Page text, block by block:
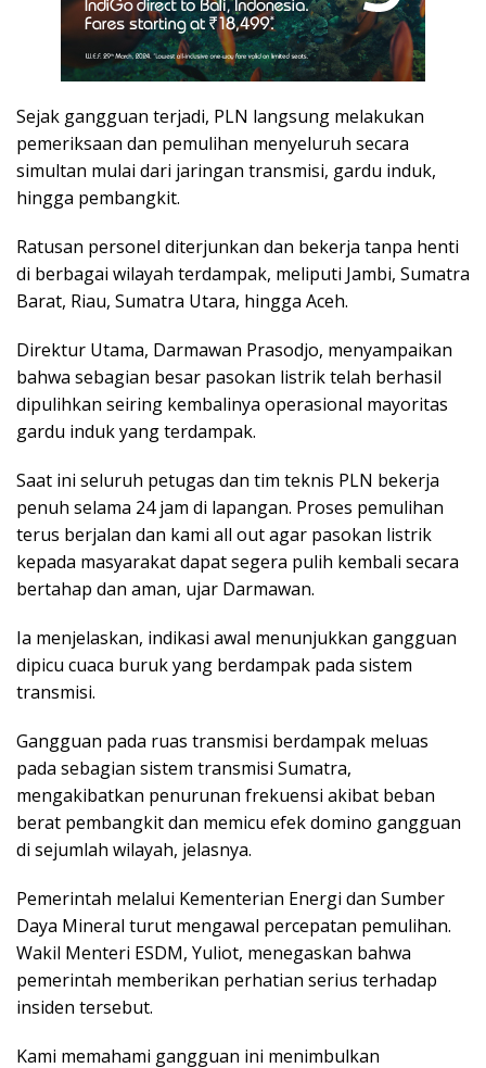
Sejak gangguan terjadi, PLN langsung melakukan
pemeriksaan dan pemulihan menyeluruh secara
simultan mulai dari jaringan transmisi, gardu induk,
hingga pembangkit.
Ratusan personel diterjunkan dan bekerja tanpa henti
di berbagai wilayah terdampak, meliputi Jambi, Sumatra
Barat, Riau, Sumatra Utara, hingga Aceh.
Direktur Utama, Darmawan Prasodjo, menyampaikan
bahwa sebagian besar pasokan listrik telah berhasil
dipulihkan seiring kembalinya operasional mayoritas
gardu induk yang terdampak.
Saat ini seluruh petugas dan tim teknis PLN bekerja
penuh selama 24 jam di lapangan. Proses pemulihan
terus berjalan dan kami all out agar pasokan listrik
kepada masyarakat dapat segera pulih kembali secara
bertahap dan aman, ujar Darmawan.
Ia menjelaskan, indikasi awal menunjukkan gangguan
dipicu cuaca buruk yang berdampak pada sistem
transmisi.
Gangguan pada ruas transmisi berdampak meluas
pada sebagian sistem transmisi Sumatra,
mengakibatkan penurunan frekuensi akibat beban
berat pembangkit dan memicu efek domino gangguan
di sejumlah wilayah, jelasnya.
Pemerintah melalui Kementerian Energi dan Sumber
Daya Mineral turut mengawal percepatan pemulihan.
Wakil Menteri ESDM, Yuliot, menegaskan bahwa
pemerintah memberikan perhatian serius terhadap
insiden tersebut.
Kami memahami gangguan ini menimbulkan